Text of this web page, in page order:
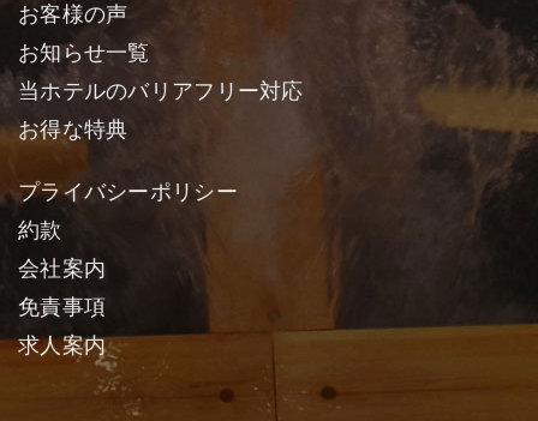
お客様の声
お知らせ一覧
当ホテルのバリアフリー対応
お得な特典
プライバシーポリシー
約款
会社案内
免責事項
求人案内